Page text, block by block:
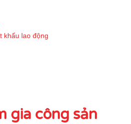
khẩu lao động
gia công sản